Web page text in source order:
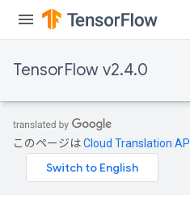
TensorFlow v2.4.0
このページはCloud Translation API